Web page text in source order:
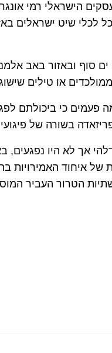
הישראלי רמי
לכלי שיט ישראלים
סוף ובאזור באב
או טילים
פעמים כי ביכולתם
בשורה של
אך לא היו נפגעים,
של איחוד
הטרור העביר